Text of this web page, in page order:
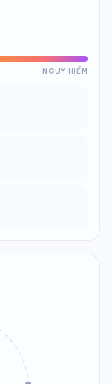
NGUY HIỂM